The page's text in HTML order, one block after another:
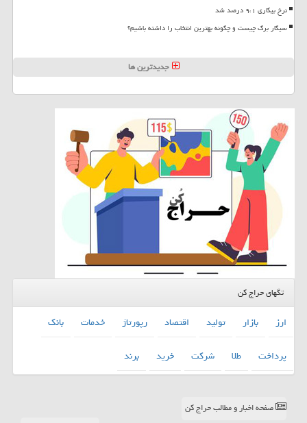
نرخ بیکاری ۹،۱ درصد شد
سیگار برگ چیست و چگونه بهترین انتخاب را داشته باشیم؟
جدیدترین ها
تگهای حراج کن
ارز بازار تولید اقتصاد رپورتاژ خدمات
بانك
پرداخت
طلا شركت خرید برند
صفحه اخبار و مطالب حراج کن